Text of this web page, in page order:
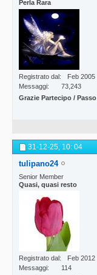
Perla Rara
Registrato dal
Feb 2005
Messaggi
73,243
Grazie Partecipo / Passo
31-12-25, 10: 04
tulipano24
Senior Member
Quasi, quasi resto
Registrato dal
Feb 2012
Messaggi
114